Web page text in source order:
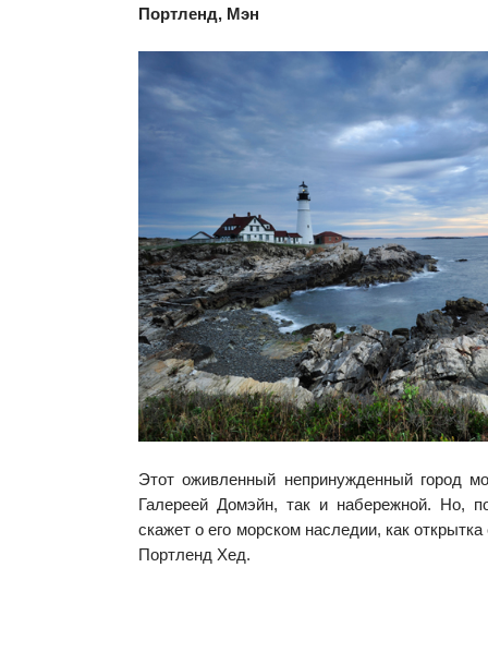
Портленд, Мэн
Этот оживленный непринужденный город
Галереей Домэйн, так и набережной. Но,
скажет о его морском наследии, как
Портленд Хед.